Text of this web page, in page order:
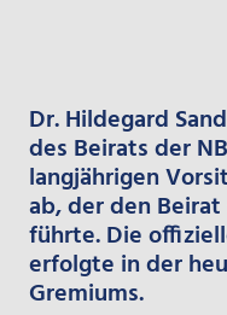
Dr. Hildegard
des Beirats der
langjährigen
ab, der den
führte. Die
erfolgte in der
Gremiums.